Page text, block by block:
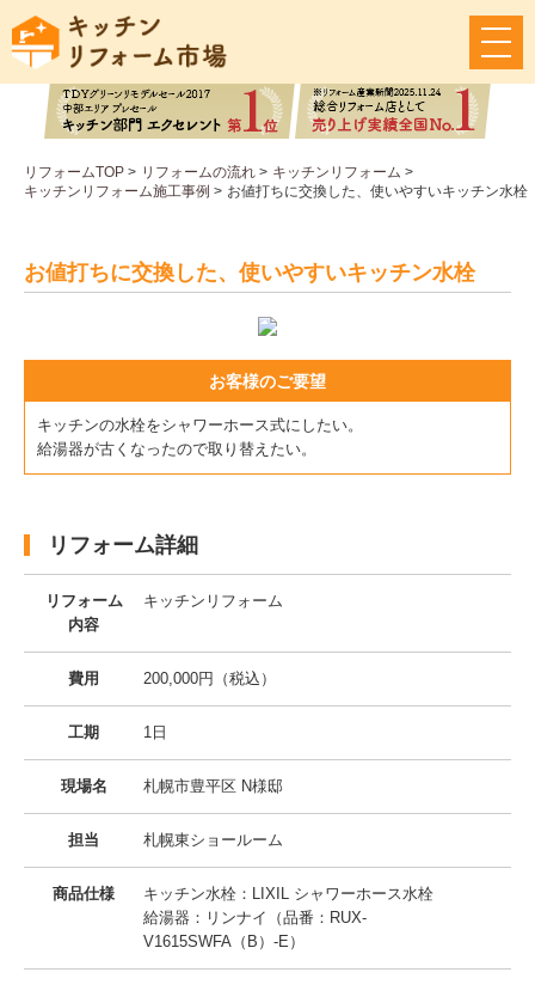
メ
ニ
ン
リフォームTOP > リフォームの流れ > キッチンリフォーム >
キッチンリフォーム施工事例 > お値打ちに交換した、使いやすいキッチン水栓
お値打ちに交換した、使いやすいキッチン水栓
お客様のご要望
キッチンの水栓をシャワーホース式にしたい。
給湯器が古くなったので取り替えたい。
リフォーム詳細
リフォーム
内容
キッチンリフォーム
費用 200,000円（税込）
工期 1日
現場名 札幌市豊平区 N様邸
担当 札幌東ショールーム
商品仕様
キッチン水栓：LIXIL シャワーホース水栓
給湯器：リンナイ（品番：RUX-
V1615SWFA（B）-E）